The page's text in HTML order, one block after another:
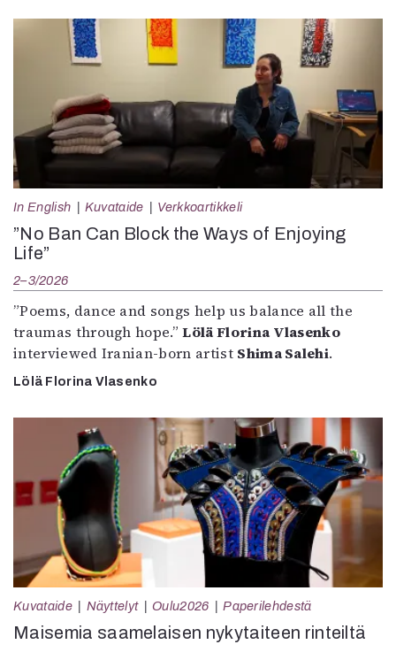
In English Kuvataide Verkkoartikkeli
”No Ban Can Block the Ways of Enjoying
Life”
2–3/2026
”Poems, dance and songs help us balance all the
traumas through hope.”Lölä Florina Vlasenko
interviewed Iranian-born artist Shima Salehi.
Lölä Florina Vlasenko
Kuvataide Näyttelyt Oulu2026 Paperilehdestä
Maisemia saamelaisen nykytaiteen rinteiltä